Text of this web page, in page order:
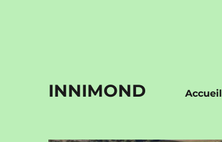
INNIMOND Accueil